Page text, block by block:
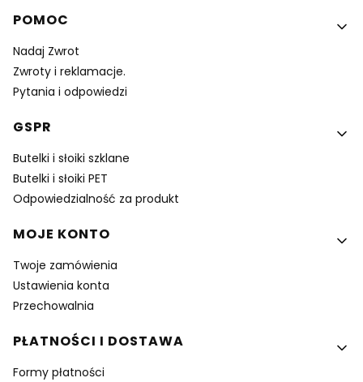
Linki w stopce
POMOC
Nadaj Zwrot
Zwroty i reklamacje.
Pytania i odpowiedzi
GSPR
Butelki i słoiki szklane
Butelki i słoiki PET
Odpowiedzialność za produkt
MOJE KONTO
Twoje zamówienia
Ustawienia konta
Przechowalnia
PŁATNOŚCI I DOSTAWA
Formy płatności